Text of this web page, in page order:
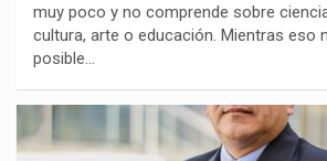
muy poco y no comprende sobre
cultura, arte o educación. Mientras eso
posible…